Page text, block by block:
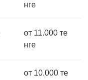
нге
от 11.000 те
нге
от 10.000 те